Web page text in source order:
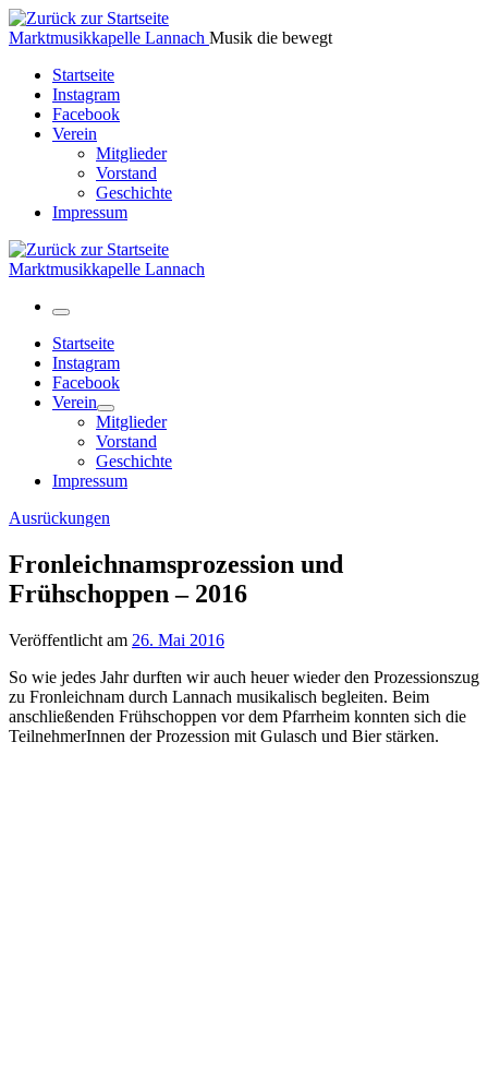
Zum
Inhalt
Marktmusikkapelle Lannach Musik die bewegt
Startseite
Instagram
Facebook
Verein
Mitglieder
Vorstand
Geschichte
Impressum
Marktmusikkapelle Lannach
Menü
Startseite
Instagram
Facebook
Verein
Mitglieder
Vorstand
Geschichte
Impressum
Ausrückungen
Fronleichnamsprozession und
Frühschoppen – 2016
Veröffentlicht am 26. Mai 2016
So wie jedes Jahr durften wir auch heuer wieder den Prozessionszug
zu Fronleichnam durch Lannach musikalisch begleiten. Beim
anschließenden Frühschoppen vor dem Pfarrheim konnten sich die
TeilnehmerInnen der Prozession mit Gulasch und Bier stärken.